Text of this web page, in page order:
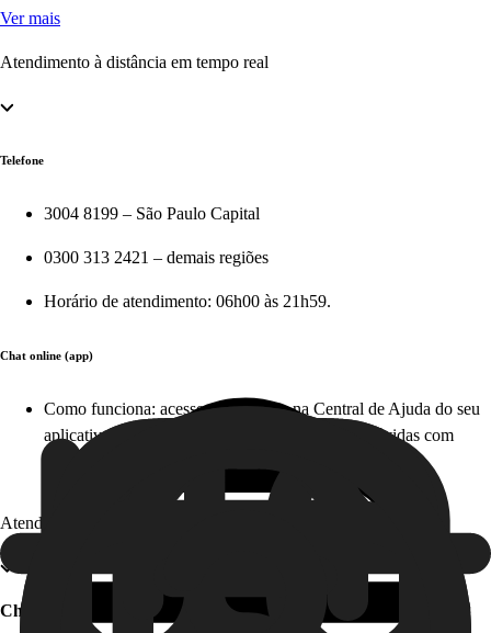
Ver mais
Atendimento à distância em tempo real
Telefone
3004 8199 – São Paulo Capital
0300 313 2421 – demais regiões
Horário de atendimento: 06h00 às 21h59.
Chat online (app)
Como funciona: acesse diretamente na Central de Ajuda do seu
aplicativo em apenas alguns cliques e tire suas dúvidas com
Atendimento offline
Chat offline